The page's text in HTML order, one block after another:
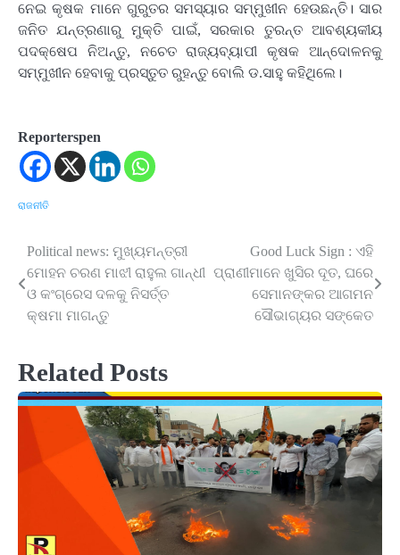
ନେଇ କୃଷକ ମାନେ ଗୁରୁତର ସମସ୍ୟାର ସମ୍ମୁଖୀନ ହେଉଛନ୍ତି। ସାର
ଜନିତ ଯନ୍ତ୍ରଣାରୁ ମୁକ୍ତି ପାଇଁ, ସରକାର ତୁରନ୍ତ ଆବଶ୍ୟକୀୟ
ପଦକ୍ଷେପ ନିଅନ୍ତୁ, ନଚେତ ରାଜ୍ୟବ୍ୟାପୀ କୃଷକ ଆନ୍ଦୋଳନକୁ
ସମ୍ମୁଖୀନ ହେବାକୁ ପ୍ରସ୍ତୁତ ରୁହନ୍ତୁ ବୋଲି ଡ.ସାହୁ କହିଥିଲେ।
Reporterspen
ରାଜନୀତି
Post
navigation
Political news: ମୁଖ୍ୟମନ୍ତ୍ରୀ
ମୋହନ ଚରଣ ମାଝୀ ରାହୁଲ ଗାନ୍ଧୀ
ଓ କଂଗ୍ରେସ ଦଳକୁ ନିସର୍ତ୍ତ
କ୍ଷମା ମାଗନ୍ତୁ
Good Luck Sign : ଏହି
ପ୍ରାଣୀମାନେ ଖୁସିର ଦୂତ, ଘରେ
ସେମାନଙ୍କର ଆଗମନ
ସୌଭାଗ୍ୟର ସଙ୍କେତ
Related Posts